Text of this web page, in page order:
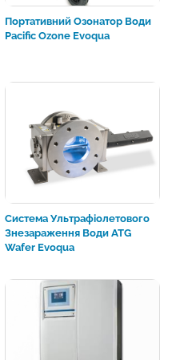
Портативний Озонатор Води
Pacific Ozone Evoqua
Система Ультрафіолетового
Знезараження Води ATG
Wafer Evoqua